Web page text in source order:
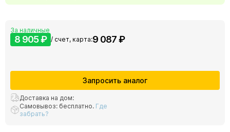
За наличные
8 905 ₽ / счет, карта:9 087 ₽
Запросить аналог
Доставка на дом:
Самовывоз: бесплатно. Где
забрать?